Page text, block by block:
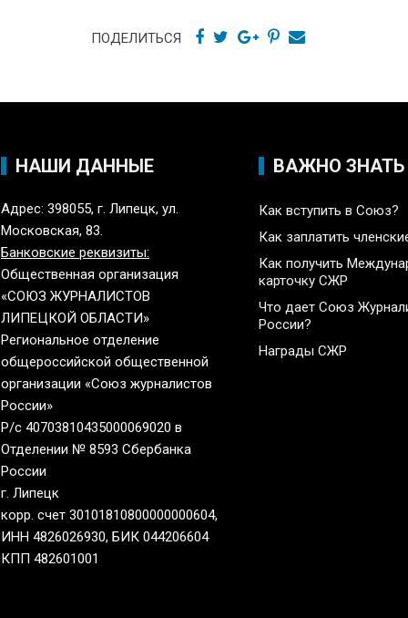
ПОДЕЛИТЬСЯ
НАШИ ДАННЫЕ
Адрес: 398055, г. Липецк, ул.
Московская, 83.
Банковские реквизиты:
Общественная организация
«СОЮЗ ЖУРНАЛИСТОВ
ЛИПЕЦКОЙ ОБЛАСТИ»
Региональное отделение
общероссийской общественной
организации «Союз журналистов
России»
Р/с 40703810435000069020 в
Отделении № 8593 Сбербанка
России
г. Липецк
корр. счет 30101810800000000604,
ИНН 4826026930, БИК 044206604
КПП 482601001
ВАЖНО ЗНАТЬ
Как вступить в Союз?
Как заплатить
Как получить
карточку СЖР
Что дает Союз
России?
Награды СЖР